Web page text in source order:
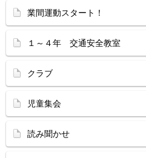
業間運動スタート！
１～４年 交通安全教室
クラブ
児童集会
読み聞かせ